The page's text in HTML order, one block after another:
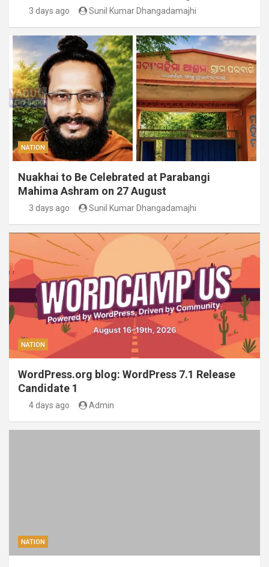
3 days ago Sunil Kumar Dhangadamajhi
NATION
Nuakhai to Be Celebrated at Parabangi
Mahima Ashram on 27 August
3 days ago Sunil Kumar Dhangadamajhi
NATION
WordPress.org blog: WordPress 7.1 Release
Candidate 1
4 days ago Admin
NATION